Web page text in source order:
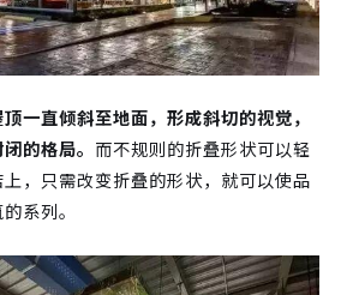
一直倾斜至地面，形成斜切的视觉，
的格局。 而不规则的折叠形状可以轻
，只需改变折叠的形状，就可以使品
系列。